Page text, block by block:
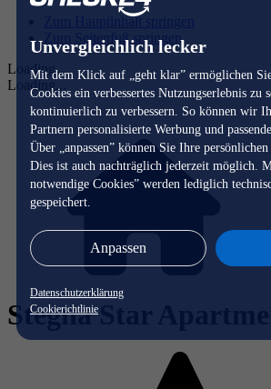
Unvergleichlich lecker
Mit dem Klick auf „geht klar” ermöglichen
Cookies ein verbessertes Nutzungserlebnis zu
kontinuierlich zu verbessern. So können wir
Partnern personalisierte Werbung und
Über „anpassen” können Sie Ihre persönlichen
Dies ist auch nachträglich jederzeit möglich.
notwendige Cookies” werden lediglich
gespeichert.
Anpassen
Datenschutzerklärung
Cookierichtlinie
Zum Hauptinhalt springen
Zum Seitenfuß springen
Loading...
Loading...
Stegna Star